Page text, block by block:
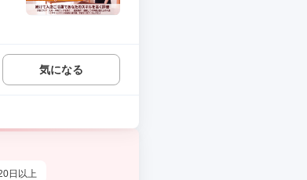
気になる
日以上